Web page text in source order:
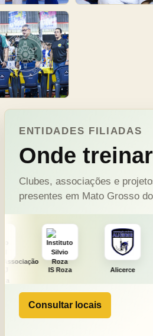
ENTIDADES FILIADAS
Onde treinar
Clubes, associações e
presentes em Mato Grosso
Alicerce J. Futuro
Consultar locais